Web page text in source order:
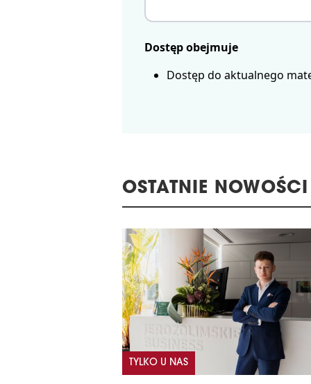
Dostęp obejmuje
Dostęp do aktualnego
OSTATNIE NOWOŚCI
TYLKO U NAS